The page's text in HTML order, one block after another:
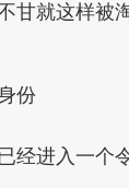
甘就这样被
份
经进入一个